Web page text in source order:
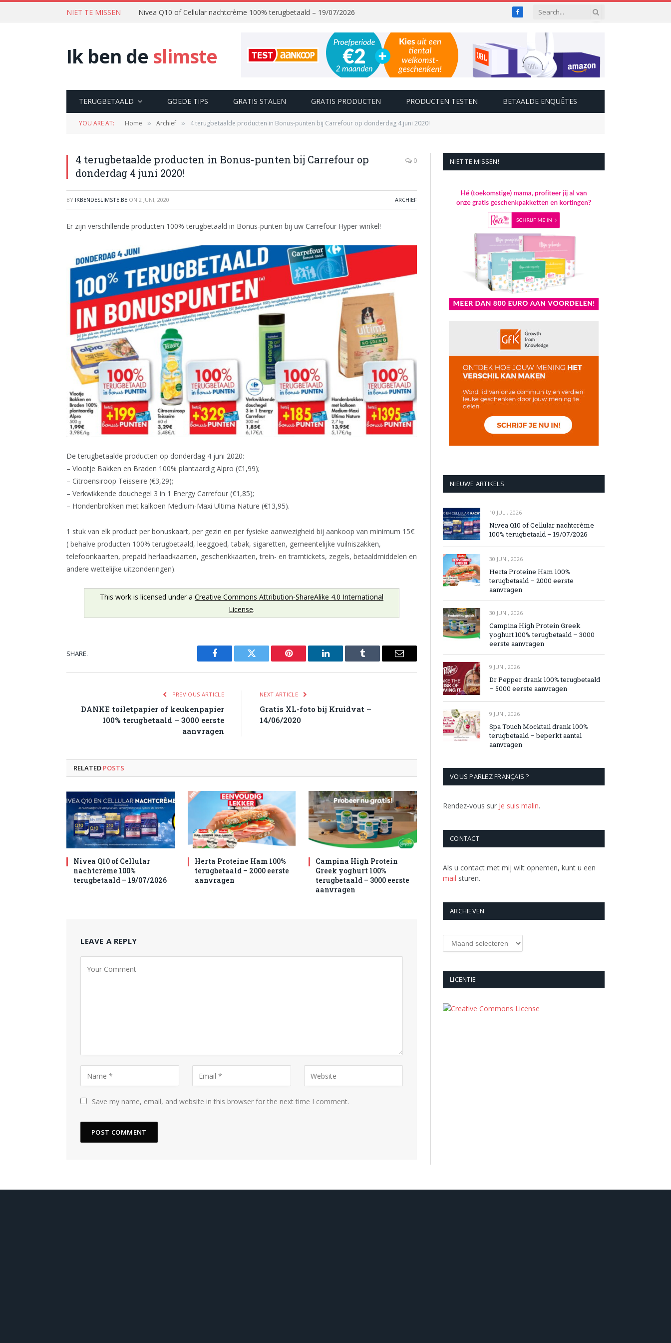
NIET TE MISSEN Nivea Q10 of Cellular nachtcrème 100% terugbetaald – 19/07/2026 Facebook
Ik ben de slimste
TERUGBETAALD GOEDE TIPS GRATIS STALEN GRATIS PRODUCTEN PRODUCTEN TESTEN BETAALDE ENQUÊTES
YOU ARE AT: Home » Archief » 4 terugbetaalde producten in Bonus-punten bij Carrefour op donderdag 4 juni 2020!
4 terugbetaalde producten in Bonus-punten bij Carrefour op
donderdag 4 juni 2020!
0
BY IKBENDESLIMSTE.BE ON 2 JUNI, 2020 ARCHIEF
Er zijn verschillende producten 100% terugbetaald in Bonus-punten bij uw Carrefour Hyper winkel!
De terugbetaalde producten op donderdag 4 juni 2020:
– Vlootje Bakken en Braden 100% plantaardig Alpro (€1,99);
– Citroensiroop Teisseire (€3,29);
– Verkwikkende douchegel 3 in 1 Energy Carrefour (€1,85);
– Hondenbrokken met kalkoen Medium-Maxi Ultima Nature (€13,95).
1 stuk van elk product per bonuskaart, per gezin en per fysieke aanwezigheid bij aankoop van minimum 15€
( behalve producten 100% terugbetaald, leeggoed, tabak, sigaretten, gemeentelijke vuilniszakken,
telefoonkaarten, prepaid herlaadkaarten, geschenkkaarten, trein- en tramtickets, zegels, betaaldmiddelen en
andere wettelijke uitzonderingen).
This work is licensed under a Creative Commons Attribution-ShareAlike 4.0 International
License.
SHARE.
Facebook Twitter Pinterest LinkedIn Tumblr Email
PREVIOUS ARTICLE
DANKE toiletpapier of keukenpapier
100% terugbetaald – 3000 eerste
aanvragen
NEXT ARTICLE
Gratis XL-foto bij Kruidvat –
14/06/2020
RELATED POSTS
Nivea Q10 of Cellular
nachtcrème 100%
terugbetaald – 19/07/2026
Herta Proteine Ham 100%
terugbetaald – 2000 eerste
aanvragen
Campina High Protein
Greek yoghurt 100%
terugbetaald – 3000 eerste
aanvragen
LEAVE A REPLY
Save my name, email, and website in this browser for the next time I comment.
NIET TE MISSEN!
NIEUWE ARTIKELS
10 JULI, 2026
Nivea Q10 of Cellular nachtcrème
100% terugbetaald – 19/07/2026
30 JUNI, 2026
Herta Proteine Ham 100%
terugbetaald – 2000 eerste
aanvragen
30 JUNI, 2026
Campina High Protein Greek
yoghurt 100% terugbetaald – 3000
eerste aanvragen
9 JUNI, 2026
Dr Pepper drank 100% terugbetaald
– 5000 eerste aanvragen
9 JUNI, 2026
Spa Touch Mocktail drank 100%
terugbetaald – beperkt aantal
aanvragen
VOUS PARLEZ FRANÇAIS ?
Rendez-vous sur Je suis malin.
CONTACT
Als u contact met mij wilt opnemen, kunt u een
mail sturen.
ARCHIEVEN
LICENTIE